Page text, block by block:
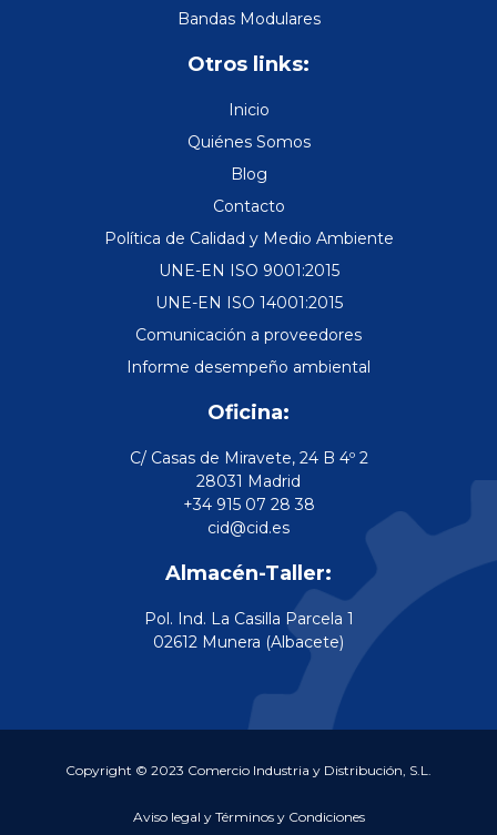
Bandas Modulares
Otros links:
Inicio
Quiénes Somos
Blog
Contacto
Política de Calidad y Medio Ambiente
UNE-EN ISO 9001:2015
UNE-EN ISO 14001:2015
Comunicación a proveedores
Informe desempeño ambiental
Oficina:
C/ Casas de Miravete, 24 B 4º 2
28031 Madrid
+34 915 07 28 38
cid@cid.es
Almacén-Taller:
Pol. Ind. La Casilla Parcela 1
02612 Munera (Albacete)
Copyright © 2023 Comercio Industria y Distribución, S.L.
Aviso legal y Términos y Condiciones